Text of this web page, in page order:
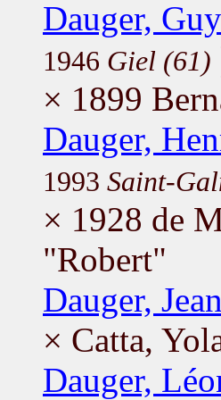
Dauger, Guy
1946 Giel (61)
× 1899
Dauger,
1993 Saint-
× 1928 de
"Robert"
Dauger,
× Catta,
Dauger,